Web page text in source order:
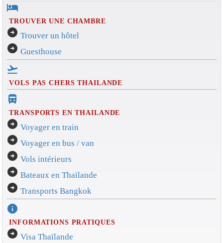
hotel
TROUVER UNE CHAMBRE
arrow_circle_right Trouver un hôtel
arrow_circle_right Guesthouse
flight_takeoff
VOLS PAS CHERS THAILANDE
directions_bus_filled
TRANSPORTS EN THAILANDE
arrow_circle_right Voyager en train
arrow_circle_right Voyager en bus / van
arrow_circle_right Vols intérieurs
arrow_circle_right Bateaux en Thaïlande
arrow_circle_right Transports Bangkok
info
INFORMATIONS PRATIQUES
arrow_circle_right Visa Thaïlande